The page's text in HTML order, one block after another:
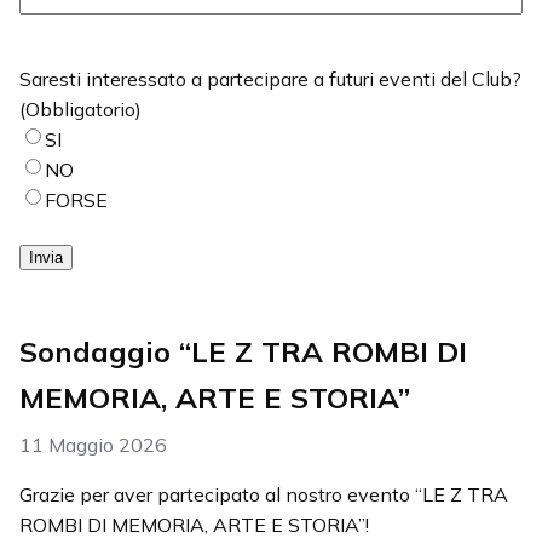
Saresti interessato a partecipare a futuri eventi del Club?
(Obbligatorio)
SI
NO
FORSE
Invia
Sondaggio “LE Z TRA ROMBI DI
MEMORIA, ARTE E STORIA”
11 Maggio 2026
Grazie per aver partecipato al nostro evento “LE Z TRA
ROMBI DI MEMORIA, ARTE E STORIA”!